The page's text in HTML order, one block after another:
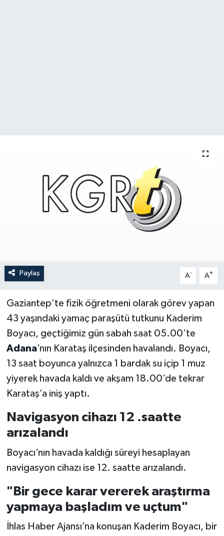
Paylaş A- A+
Gaziantep’te fizik öğretmeni olarak görev yapan
43 yaşındaki yamaç paraşütü tutkunu Kaderim
Boyacı, geçtiğimiz gün sabah saat 05.00’te
Adana’nın Karataş ilçesinden havalandı. Boyacı,
13 saat boyunca yalnızca 1 bardak su içip 1 muz
yiyerek havada kaldı ve akşam 18.00’de tekrar
Karataş’a iniş yaptı.
Navigasyon cihazı 12 .saatte
arızalandı
Boyacı’nın havada kaldığı süreyi hesaplayan
navigasyon cihazı ise 12. saatte arızalandı.
"Bir gece karar vererek araştırma
yapmaya başladım ve uçtum"
İhlas Haber Ajansı’na konuşan Kaderim Boyacı, bir